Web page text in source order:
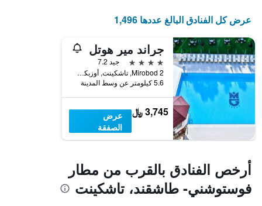
المخطط
1
محور
Y
الذي
يعرض
متوسط
سعر
عرض كل الفنادق البالغ عددها 1,496
جراند مير هوتل
4 نجوم
جيد 7.2
Mirobod 2, تاشكينت, أوزبكستان
5.6 كيلومتر عن وسط المدينة
3,745 ﷼
عرض
الصفقة
أرخص الفنادق بالقرب من مطار
فوستوشني- طاشقند، تاشكينت